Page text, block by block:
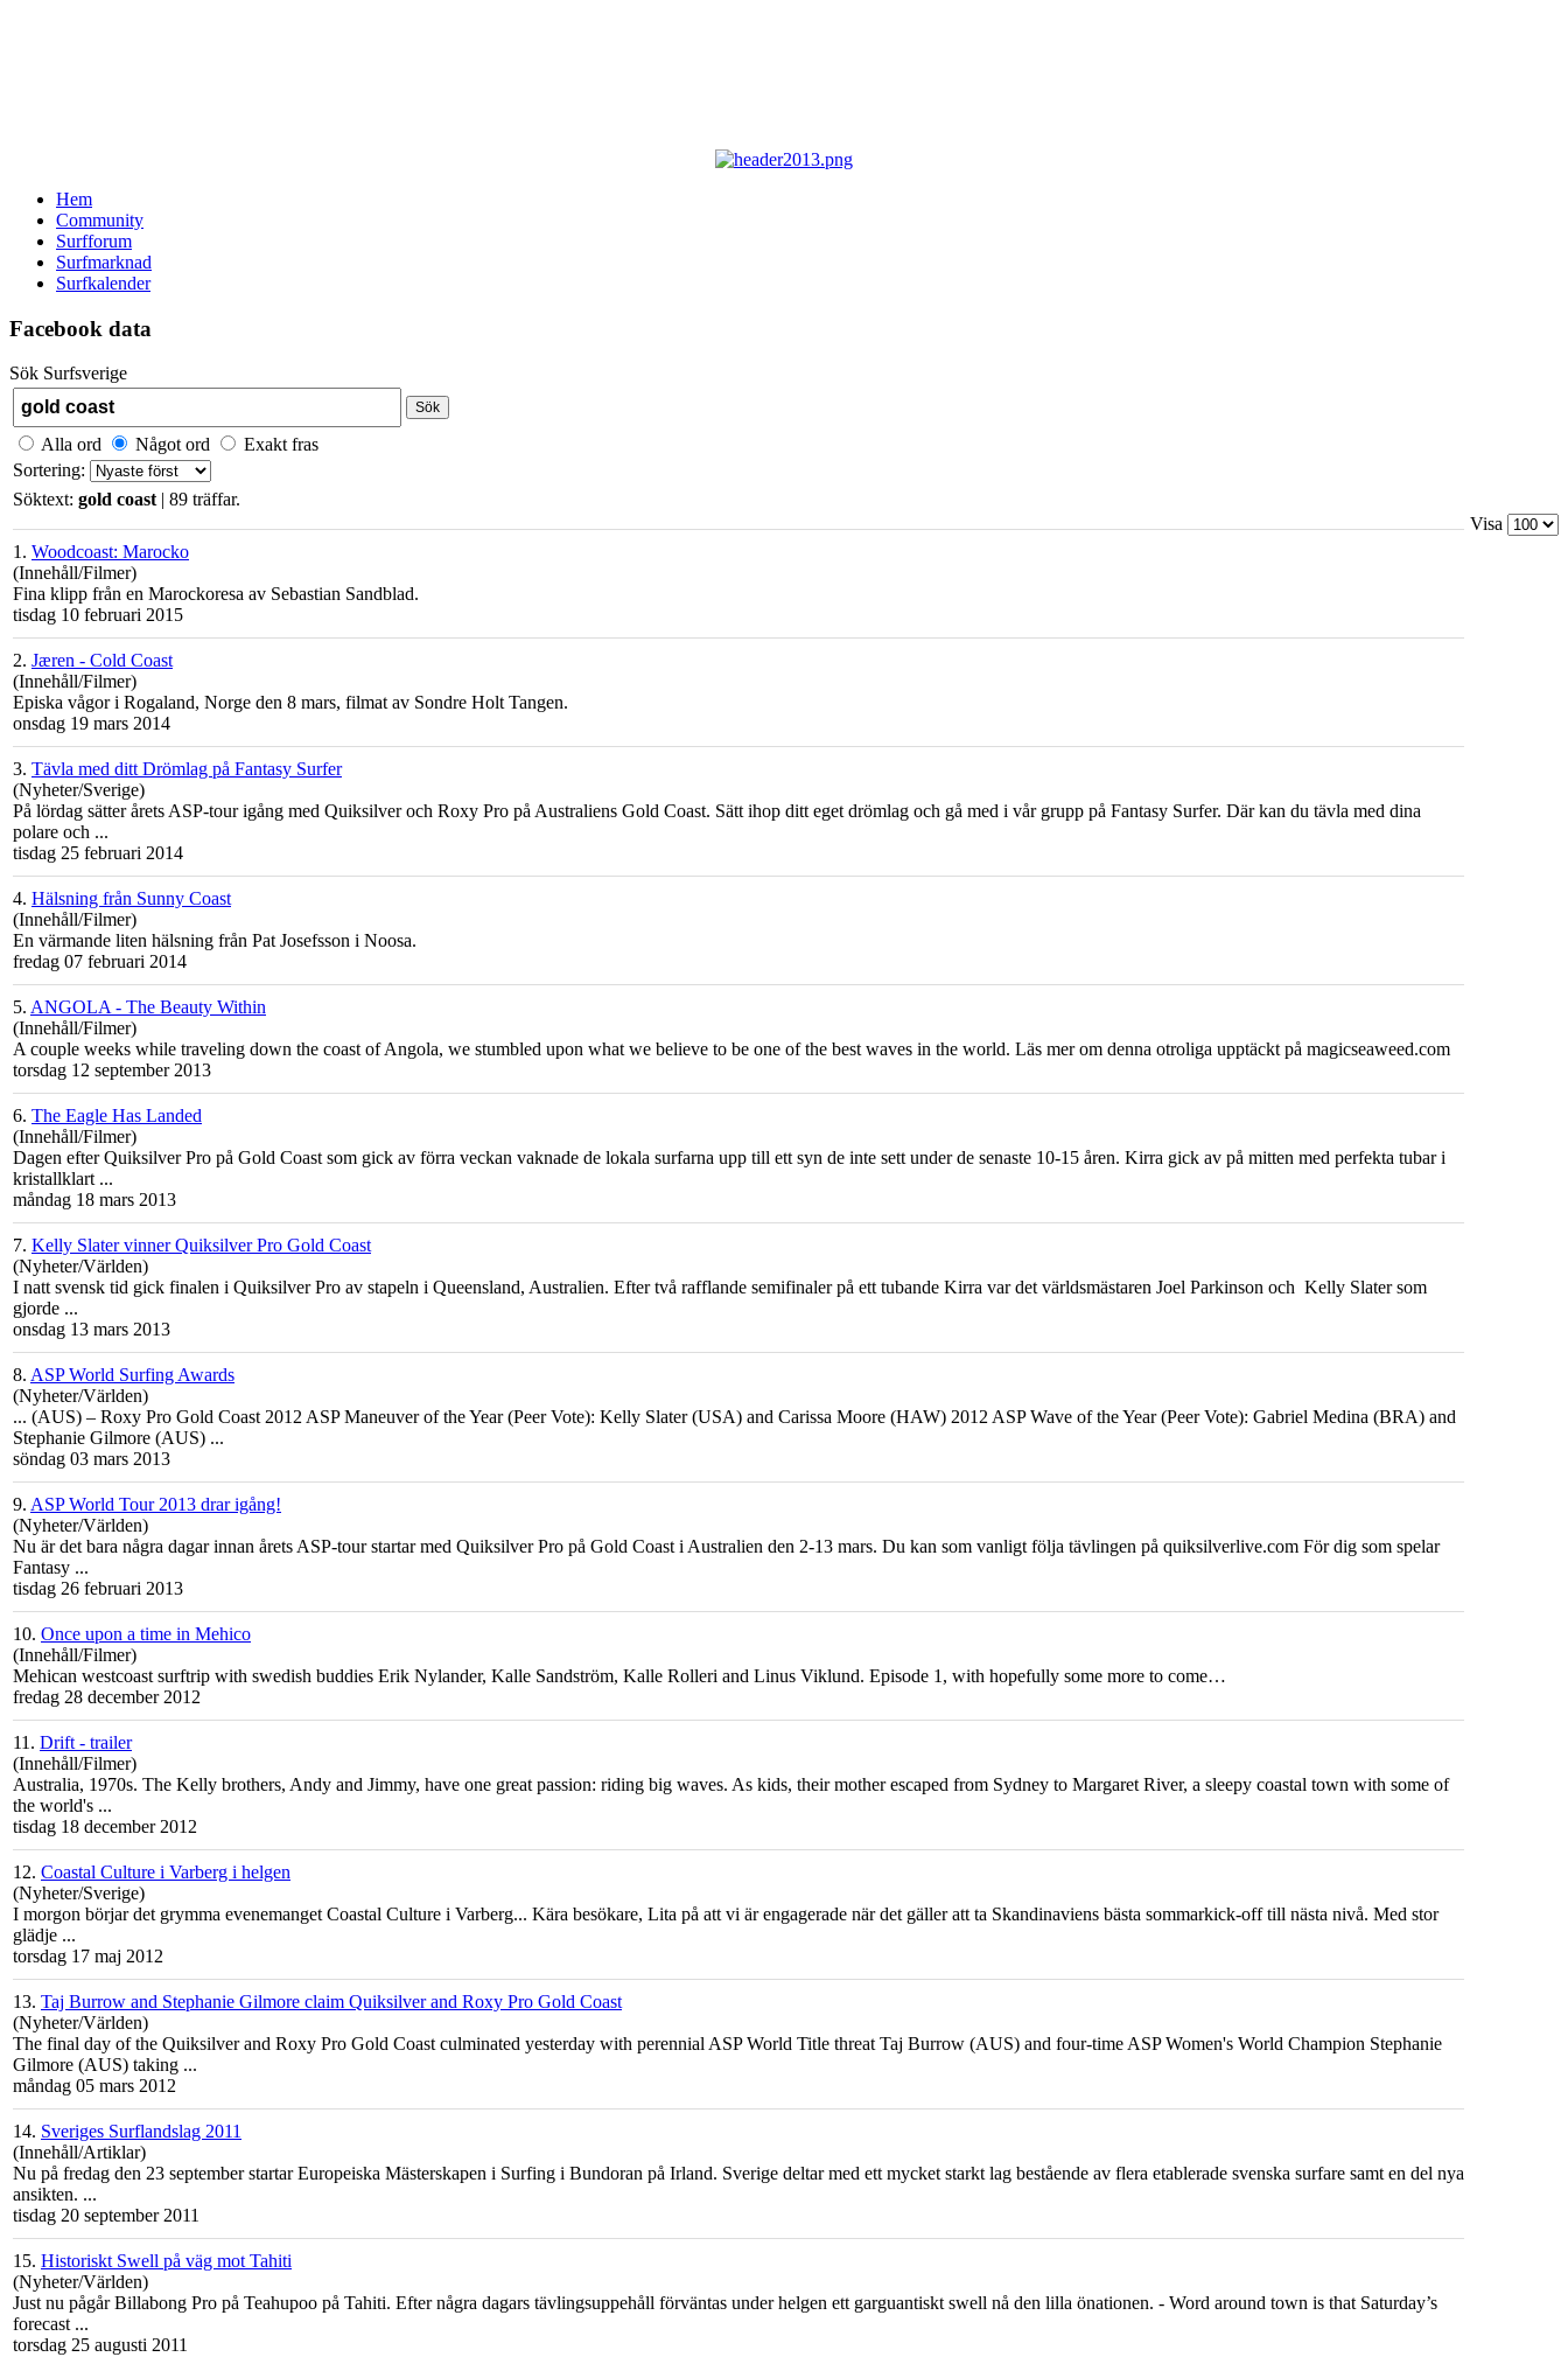
Hem
Community
Surfforum
Surfmarknad
Surfkalender
Facebook data
Sök Surfsverige
Sök
Alla ord Något ord
Exakt fras
Sortering:
Söktext: gold coast| 89 träffar.
Visa
1. Woodcoast: Marocko
(Innehåll/Filmer)
Fina klipp från en Marockoresa av Sebastian Sandblad.
tisdag 10 februari 2015
2. Jæren - Cold Coast
(Innehåll/Filmer)
Episka vågor i Rogaland, Norge den 8 mars, filmat av Sondre Holt Tangen.
onsdag 19 mars 2014
3. Tävla med ditt Drömlag på Fantasy Surfer
(Nyheter/Sverige)
På lördag sätter årets ASP-tour igång med Quiksilver och Roxy Pro på Australiens Gold Coast. Sätt ihop ditt eget drömlag och gå med i vår grupp på Fantasy Surfer. Där kan du tävla med dina
polare och ...
tisdag 25 februari 2014
4. Hälsning från Sunny Coast
(Innehåll/Filmer)
En värmande liten hälsning från Pat Josefsson i Noosa.
fredag 07 februari 2014
5. ANGOLA - The Beauty Within
(Innehåll/Filmer)
A couple weeks while traveling down the coastof Angola, we stumbled upon what we believe to be one of the best waves in the world. Läs mer om denna otroliga upptäckt på magicseaweed.com
torsdag 12 september 2013
6. The Eagle Has Landed
(Innehåll/Filmer)
Dagen efter Quiksilver Pro på Gold Coastsom gick av förra veckan vaknade de lokala surfarna upp till ett syn de inte sett under de senaste 10-15 åren. Kirra gick av på mitten med perfekta tubar i
kristallklart ...
måndag 18 mars 2013
7. Kelly Slater vinner Quiksilver Pro Gold Coast
(Nyheter/Världen)
I natt svensk tid gick finalen i Quiksilver Pro av stapeln i Queensland, Australien. Efter två rafflande semifinaler på ett tubande Kirra var det världsmästaren Joel Parkinson och Kelly Slater som
gjorde ...
onsdag 13 mars 2013
8. ASP World Surfing Awards
(Nyheter/Världen)
... (AUS) – Roxy Pro Gold Coast2012 ASP Maneuver of the Year (Peer Vote): Kelly Slater (USA) and Carissa Moore (HAW) 2012 ASP Wave of the Year (Peer Vote): Gabriel Medina (BRA) and
Stephanie Gilmore (AUS) ...
söndag 03 mars 2013
9. ASP World Tour 2013 drar igång!
(Nyheter/Världen)
Nu är det bara några dagar innan årets ASP-tour startar med Quiksilver Pro på Gold Coasti Australien den 2-13 mars. Du kan som vanligt följa tävlingen på quiksilverlive.com För dig som spelar
Fantasy ...
tisdag 26 februari 2013
10. Once upon a time in Mehico
(Innehåll/Filmer)
Mehican westcoastsurftrip with swedish buddies Erik Nylander, Kalle Sandström, Kalle Rolleri and Linus Viklund. Episode 1, with hopefully some more to come…
fredag 28 december 2012
11. Drift - trailer
(Innehåll/Filmer)
Australia, 1970s. The Kelly brothers, Andy and Jimmy, have one great passion: riding big waves. As kids, their mother escaped from Sydney to Margaret River, a sleepy coastal town with some of
the world's ...
tisdag 18 december 2012
12. Coastal Culture i Varberg i helgen
(Nyheter/Sverige)
I morgon börjar det grymma evenemangetCoastal Culture i Varberg... Kära besökare, Lita på att vi är engagerade när det gäller att ta Skandinaviens bästa sommarkick-off till nästa nivå. Med stor
glädje ...
torsdag 17 maj 2012
13. Taj Burrow and Stephanie Gilmore claim Quiksilver and Roxy Pro Gold Coast
(Nyheter/Världen)
The final day of the Quiksilver and Roxy Pro Gold Coastculminated yesterday with perennial ASP World Title threat Taj Burrow (AUS) and four-time ASP Women's World Champion Stephanie
Gilmore (AUS) taking ...
måndag 05 mars 2012
14. Sveriges Surflandslag 2011
(Innehåll/Artiklar)
Nu på fredag den 23 september startar Europeiska Mästerskapen i Surfing i Bundoran på Irland. Sverige deltar med ett mycket starkt lag bestående av flera etablerade svenska surfare samt en del nya
ansikten. ...
tisdag 20 september 2011
15. Historiskt Swell på väg mot Tahiti
(Nyheter/Världen)
Just nu pågår Billabong Pro på Teahupoo på Tahiti. Efter några dagars tävlingsuppehåll förväntas under helgen ett garguantiskt swell nå den lilla önationen. - Word around town is that Saturday’s
forecast ...
torsdag 25 augusti 2011